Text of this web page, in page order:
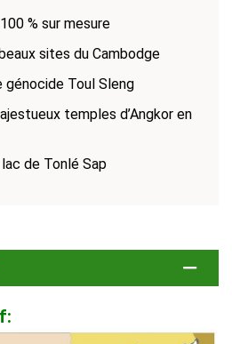
% sur mesure
sites du Cambodge
génocide Toul Sleng
temples d’Angkor en
de Tonlé Sap